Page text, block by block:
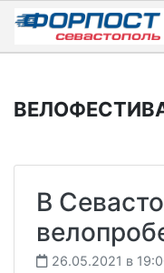
Skip
content
В
26.05.2021 в